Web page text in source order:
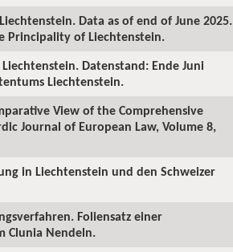
Data as of end of June 2025.
Principality of Liechtenstein.
Datenstand: Ende Juni
Liechtenstein.
View of the Comprehensive
Journal of European Law, Volume 8,
in Liechtenstein und den Schweizer
Foliensatz einer
Clunia Nendeln.